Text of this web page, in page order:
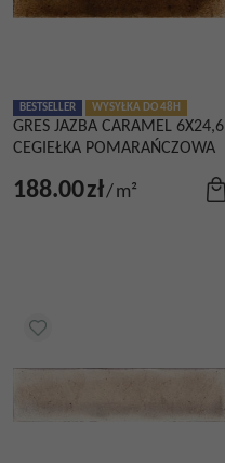
BESTSELLER WYSYŁKA DO 48H
GRES JAZBA CARAMEL 6X24,6
CEGIEŁKA POMARAŃCZOWA
188.00zł/m²